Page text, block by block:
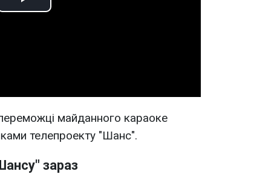
Play
майданного караоке
телепроекту "Шанс".
зараз